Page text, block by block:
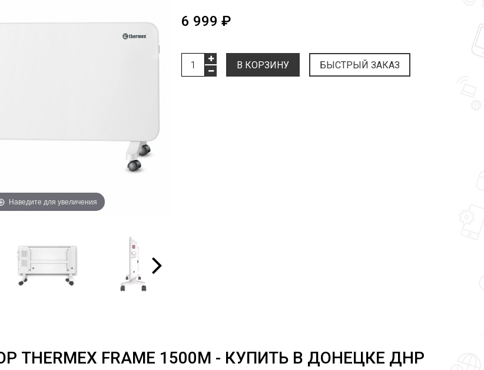
Наведите для увеличения
6 999 ₽
В КОРЗИНУ БЫСТРЫЙ ЗАКАЗ
THERMEX FRAME 1500M - КУПИТЬ В ДОНЕЦКЕ ДНР